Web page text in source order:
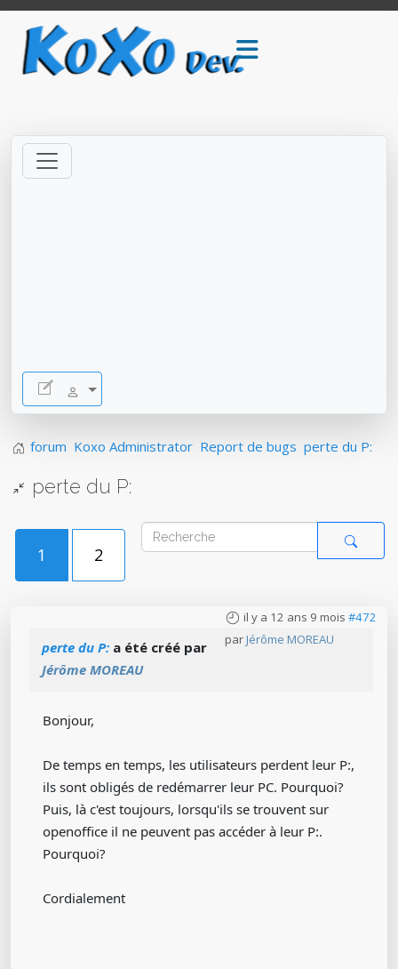
forum Koxo Administrator Report de bugs perte du P:
perte du P:
1 2
il y a 12 ans 9 mois #472
par Jérôme MOREAU
perte du P: a été créé par
Jérôme MOREAU
Bonjour,
De temps en temps, les utilisateurs perdent leur P:,
ils sont obligés de redémarrer leur PC. Pourquoi?
Puis, là c'est toujours, lorsqu'ils se trouvent sur
openoffice il ne peuvent pas accéder à leur P:.
Pourquoi?
Cordialement